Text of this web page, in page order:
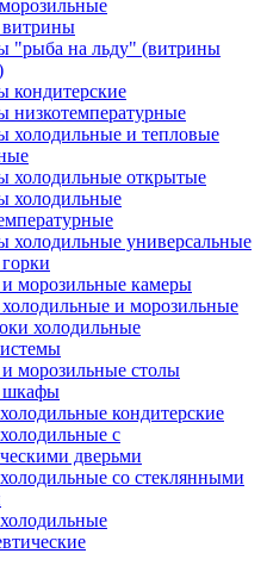
"рыба на льду" (витрины
кондитерские
низкотемпературные
холодильные и тепловые
холодильные открытые
холодильные
холодильные универсальные
морозильные камеры
и морозильные
холодильные
морозильные столы
шкафы
кондитерские
с
дверьми
со стеклянными